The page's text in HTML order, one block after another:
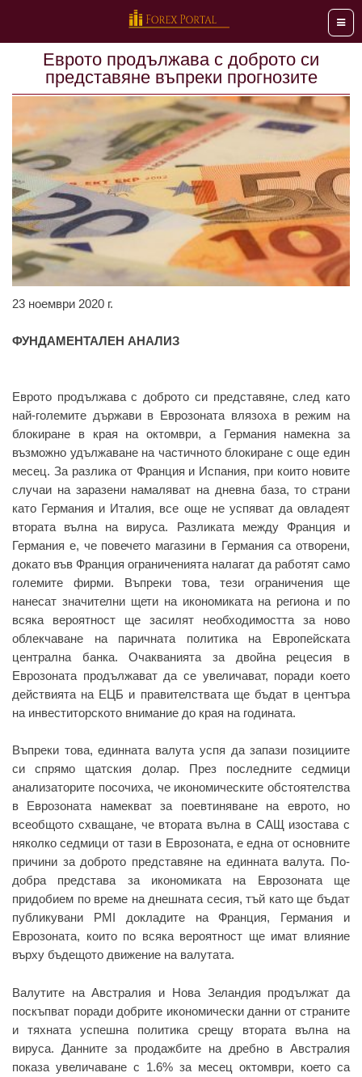
Меню
Еврото продължава с доброто си
представяне въпреки прогнозите
23 ноември 2020 г.
ФУНДАМЕНТАЛЕН АНАЛИЗ
Еврото продължава с доброто си представяне, след като
най-големите държави в Еврозоната влязоха в режим на
блокиране в края на октомври, а Германия намекна за
възможно удължаване на частичното блокиране с още един
месец. За разлика от Франция и Испания, при които новите
случаи на заразени намаляват на дневна база, то страни
като Германия и Италия, все още не успяват да овладеят
втората вълна на вируса. Разликата между Франция и
Германия е, че повечето магазини в Германия са отворени,
докато във Франция ограниченията налагат да работят само
големите фирми. Въпреки това, тези ограничения ще
нанесат значителни щети на икономиката на региона и по
всяка вероятност ще засилят необходимостта за ново
облекчаване на паричната политика на Европейската
централна банка. Очакванията за двойна рецесия в
Еврозоната продължават да се увеличават, поради което
действията на ЕЦБ и правителствата ще бъдат в центъра
на инвеститорското внимание до края на годината.
Въпреки това, единната валута успя да запази позициите
си спрямо щатския долар. През последните седмици
анализаторите посочиха, че икономическите обстоятелства
в Еврозоната намекват за поевтиняване на еврото, но
всеобщото схващане, че втората вълна в САЩ изостава с
няколко седмици от тази в Еврозоната, е една от основните
причини за доброто представяне на единната валута. По-
добра представа за икономиката на Еврозоната ще
придобием по време на днешната сесия, тъй като ще бъдат
публикувани PMI докладите на Франция, Германия и
Еврозоната, които по всяка вероятност ще имат влияние
върху бъдещото движение на валутата.
Валутите на Австралия и Нова Зеландия продължат да
поскъпват поради добрите икономически данни от страните
и тяхната успешна политика срещу втората вълна на
вируса. Данните за продажбите на дребно в Австралия
показа увеличаване с 1.6% за месец октомври, което са